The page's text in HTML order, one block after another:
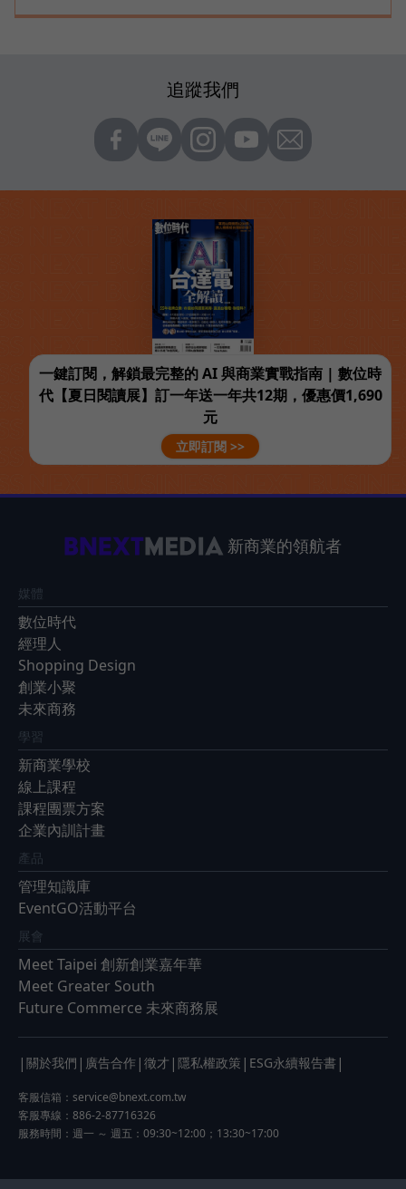
追蹤我們
一鍵訂閱，解鎖最完整的 AI 與商業實戰指南 | 數位時
代【夏日閱讀展】訂一年送一年共12期，優惠價1,690
元
立即訂閱 >>
新商業的領航者
媒體
數位時代
經理人
Shopping Design
創業小聚
未來商務
學習
新商業學校
線上課程
課程團票方案
企業內訓計畫
產品
管理知識庫
EventGO活動平台
展會
Meet Taipei 創新創業嘉年華
Meet Greater South
Future Commerce 未來商務展
| 關於我們 | 廣告合作 | 徵才 | 隱私權政策 | ESG永續報告書 |
客服信箱： service@bnext.com.tw
客服專線：886-2-87716326
服務時間：週一 ～ 週五：09:30~12:00；13:30~17:00